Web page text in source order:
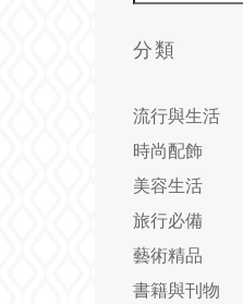
分類
流行與生活
時尚配飾
美容生活
旅行必備
藝術精品
書籍與刊物